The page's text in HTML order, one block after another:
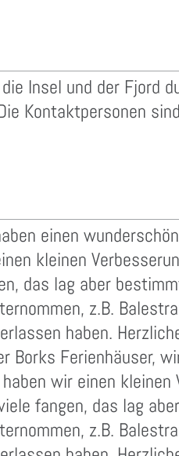
Insel und der Fjord
Kontaktpersonen
einen
kleinen
das lag aber
z.B.
haben.
Borks Ferienhäuser,
wir einen
fangen, das lag
z.B.